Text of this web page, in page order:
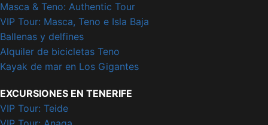
Masca & Teno: Authentic Tour
VIP Tour: Masca, Teno e Isla Baja
Ballenas y delfines
Alquiler de bicicletas Teno
Kayak de mar en Los Gigantes
EXCURSIONES EN TENERIFE
VIP Tour: Teide